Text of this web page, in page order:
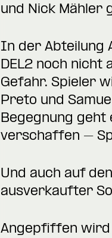
und Nick Mähler
In der Abteilung
DEL2 noch
Gefahr. Spieler
Preto und
Begegnung geht
verschaffen –
Und auch auf
ausverkaufter
Angepfiffen wird